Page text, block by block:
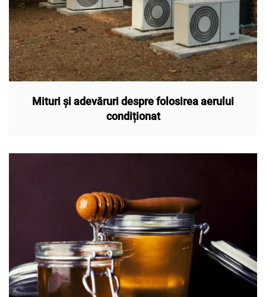
Mituri și adevăruri despre folosirea aerului
condiționat